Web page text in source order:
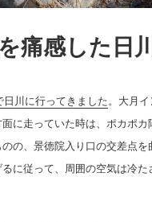
痛感した日
日川に行ってきました。大月
に走っていた時は、ポカポカ
の、景徳院入り口の交差点
に従って、周囲の空気は冷た